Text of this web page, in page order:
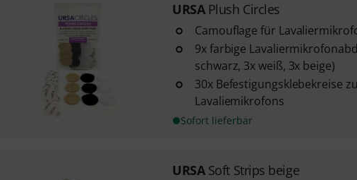
URSA Plush Circles
Camouflage für
9x farbige
schwarz, 3x weiß, 3x beige)
30x Befestigungsklebekreise
Lavaliemikrofons
Sofort lieferbar
URSA Soft Strips beige